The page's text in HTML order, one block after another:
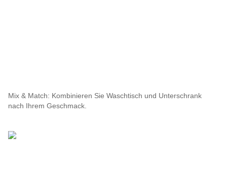
Mix & Match: Kombinieren Sie Waschtisch und Unterschrank
nach Ihrem Geschmack.